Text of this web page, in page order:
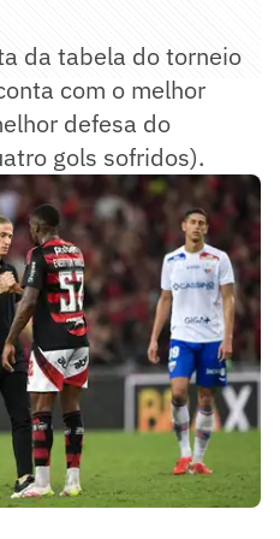
da tabela do torneio
com o melhor
defesa do
gols sofridos).